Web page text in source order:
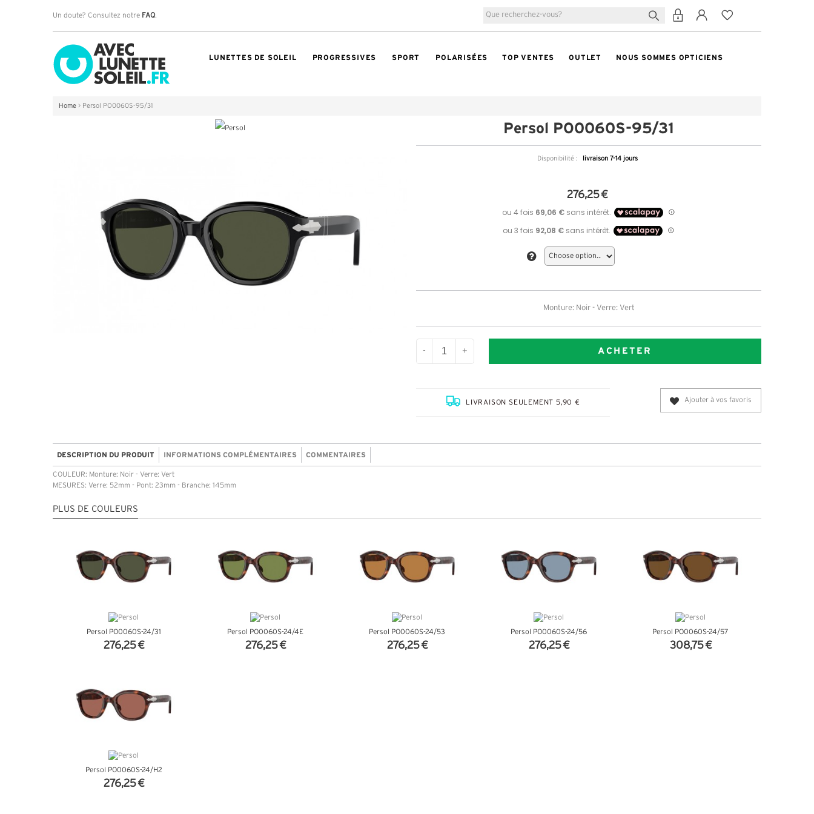
Un doute? Consultez notre FAQ.
LUNETTES DE SOLEIL PROGRESSIVES SPORT POLARISÉES TOP VENTES OUTLET NOUS SOMMES OPTICIENS
Home > Persol PO0060S-95/31
Persol PO0060S-95/31
Disponibilité : livraison 7-14 jours
276,25 €
Monture: Noir - Verre: Vert
- + ACHETER
LIVRAISON SEULEMENT 5,90 € Ajouter à vos favoris
DESCRIPTION DU PRODUIT INFORMATIONS COMPLÉMENTAIRES COMMENTAIRES
COULEUR: Monture: Noir - Verre: Vert
MESURES: Verre: 52mm - Pont: 23mm - Branche: 145mm
PLUS DE COULEURS
Persol PO0060S-24/31
276,25 €
Persol PO0060S-24/4E
276,25 €
Persol PO0060S-24/53
276,25 €
Persol PO0060S-24/56
276,25 €
Persol PO0060S-24/57
308,75 €
Persol PO0060S-24/H2
276,25 €